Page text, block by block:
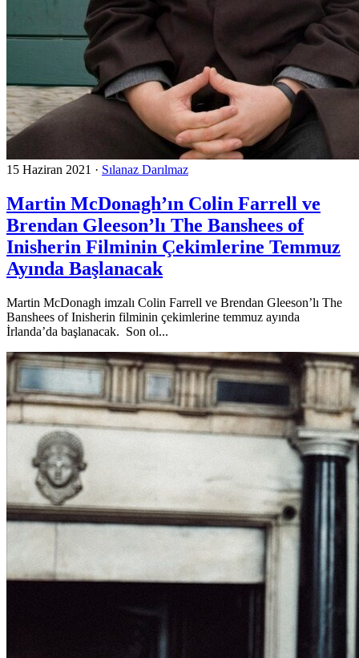
15 Haziran 2021 · Sılanaz Darılmaz
Martin McDonagh’ın Colin Farrell ve
Brendan Gleeson’lı The Banshees of
Inisherin Filminin Çekimlerine Temmuz
Ayında Başlanacak
Martin McDonagh imzalı Colin Farrell ve Brendan Gleeson’lı The
Banshees of Inisherin filminin çekimlerine temmuz ayında
İrlanda’da başlanacak. Son ol...